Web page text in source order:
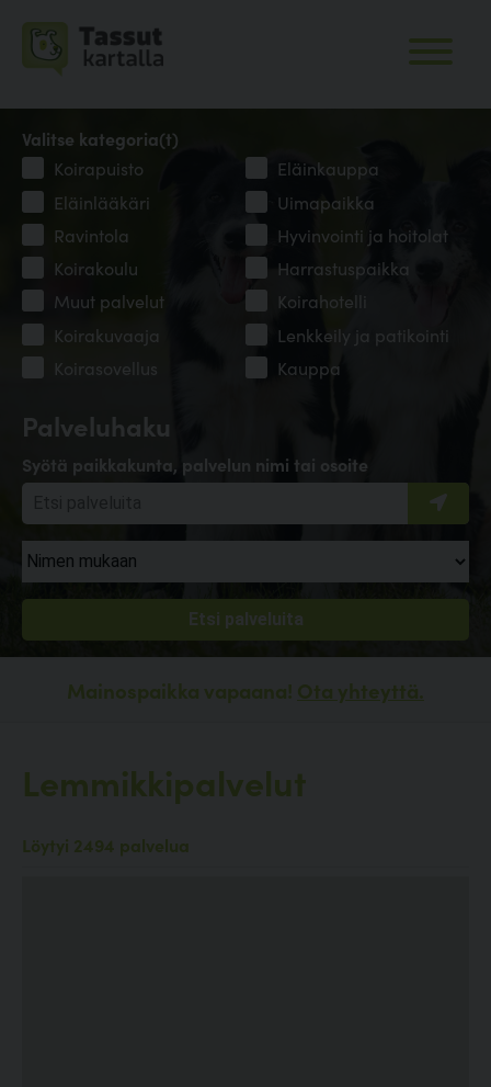
Palveluhaku
Syötä paikkakunta, palvelun nimi tai osoite
Valitse kategoria(t)
Koirapuisto
Eläinkauppa
Eläinlääkäri
Uimapaikka
Ravintola
Hyvinvointi ja hoitolat
Koirakoulu
Harrastuspaikka
Muut palvelut
Koirahotelli
Koirakuvaaja
Lenkkeily ja patikointi
Koirasovellus
Kauppa
Mainospaikka vapaana! Ota yhteyttä.
Lemmikkipalvelut
Löytyi 2494 palvelua